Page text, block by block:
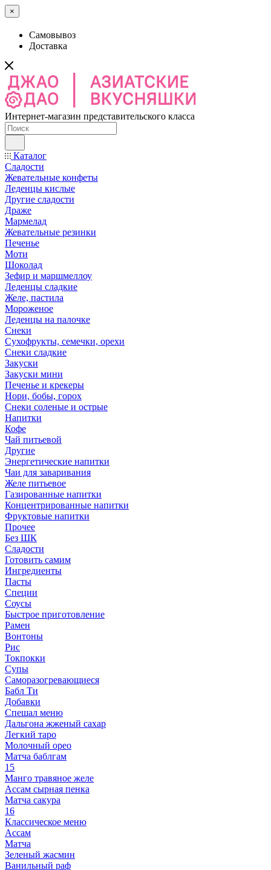
×
Самовывоз
Доставка
Интернет-магазин представительского класса
Каталог
Сладости
Жевательные конфеты
Леденцы кислые
Другие сладости
Драже
Мармелад
Жевательные резинки
Печенье
Моти
Шоколад
Зефир и маршмеллоу
Леденцы сладкие
Желе, пастила
Мороженое
Леденцы на палочке
Снеки
Сухофрукты, семечки, орехи
Снеки сладкие
Закуски
Закуски мини
Печенье и крекеры
Нори, бобы, горох
Снеки соленые и острые
Напитки
Кофе
Чай питьевой
Другие
Энергетические напитки
Чаи для заваривания
Желе питьевое
Газированные напитки
Концентрированные напитки
Фруктовые напитки
Прочее
Без ШК
Сладости
Готовить самим
Ингредиенты
Пасты
Специи
Соусы
Быстрое приготовление
Рамен
Вонтоны
Рис
Токпокки
Супы
Саморазогревающиеся
Бабл Ти
Добавки
Спешал меню
Дальгона жженый сахар
Легкий таро
Молочный орео
Матча баблгам
15
Манго травяное желе
Ассам сырная пенка
Матча сакура
16
Классическое меню
Ассам
Матча
Зеленый жасмин
Ванильный раф